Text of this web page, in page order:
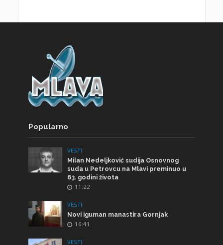
Popularno
VESTI
Milan Nedeljković sudija Osnovnog
suda u Petrovcu na Mlavi preminuo u
63. godini života
11:22
VESTI
Novi iguman manastira Gornjak
16:41
VESTI